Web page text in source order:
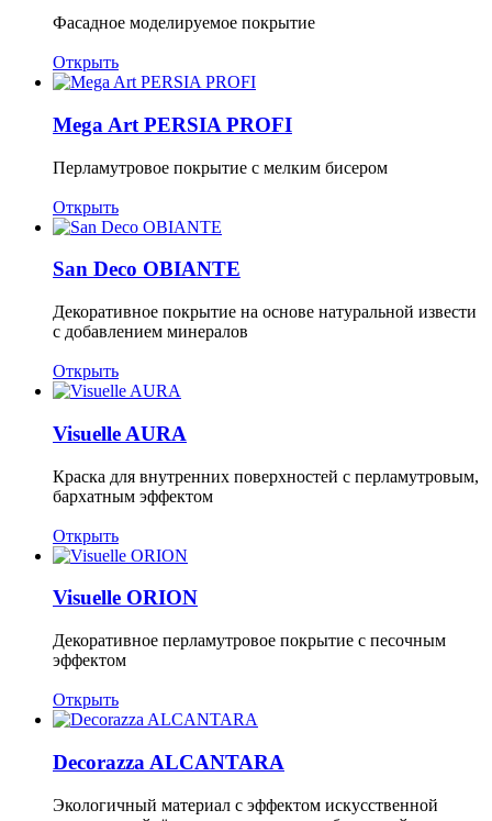
Фасадное моделируемое покрытие
Открыть
Mega Art PERSIA PROFI
Перламутровое покрытие с мелким бисером
Открыть
San Deco OBIANTE
Декоративное покрытие на основе натуральной извести
с добавлением минералов
Открыть
Visuelle AURA
Краска для внутренних поверхностей с перламутровым,
бархатным эффектом
Открыть
Visuelle ORION
Декоративное перламутровое покрытие с песочным
эффектом
Открыть
Decorazza ALCANTARA
Экологичный материал с эффектом искусственной